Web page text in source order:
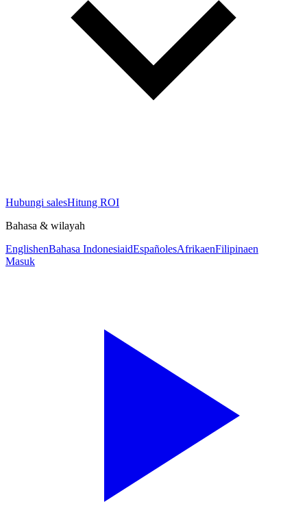
Hubungi salesHitung ROI
Bahasa & wilayah
EnglishenBahasa IndonesiaidEspañolesAfrikaenFilipinaen
Masuk